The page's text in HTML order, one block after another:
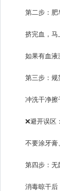
第二步：肥
挤完血，马
如果有血液
第三步：规
冲洗干净擦
❌避开误区：
不要涂牙膏
第四步：无
消毒晾干后